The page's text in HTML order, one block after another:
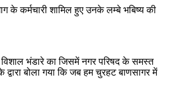
के कर्मचारी शामिल हुए उनके लम्बे भबिष्य की
भंडारे का जिसमें नगर परिषद के समस्त
बोला गया कि जब हम चुरहट बाणसागर में